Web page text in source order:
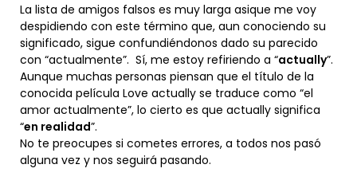
La lista de amigos falsos es muy larga asique me voy
despidiendo con este término que, aun conociendo su
significado, sigue confundiéndonos dado su parecido
con “actualmente”. Sí, me estoy refiriendo a “actually”.
Aunque muchas personas piensan que el título de la
conocida película Love actually se traduce como “el
amor actualmente”, lo cierto es que actually significa
“en realidad”.
No te preocupes si cometes errores, a todos nos pasó
alguna vez y nos seguirá pasando.